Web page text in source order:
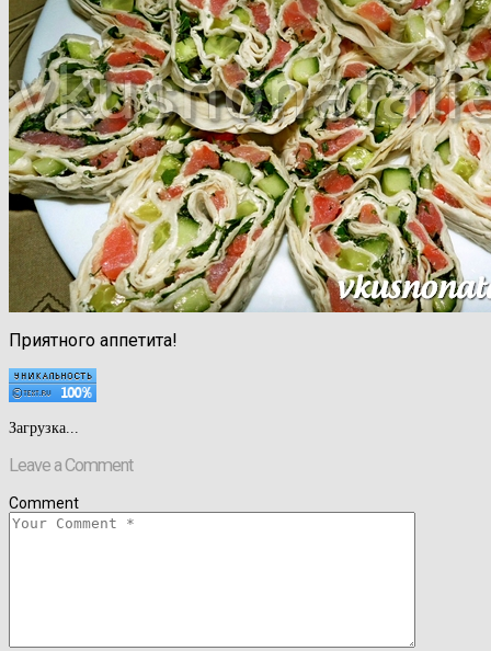
Приятного аппетита!
Загрузка...
Leave a Comment
Comment